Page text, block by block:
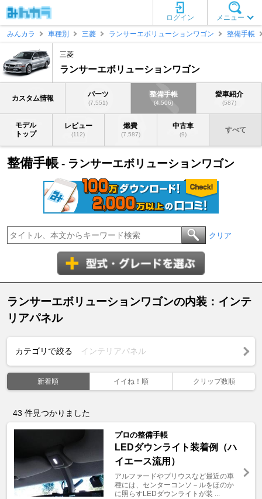
メニュー
ログイン
みんカラ
車種別 三菱 ランサーエボリューションワゴン 整備手帳
三菱
ランサーエボリューションワゴン
カスタム情報 パーツ
(7,551)
整備手帳
(4,506)
愛車紹介
(587)
モデル
トップ
レビュー
(112)
燃費
(7,587)
中古車
(9)
すべて
整備手帳 - ランサーエボリューションワゴン
クリア
ランサーエボリューションワゴンの内装：インテ
リアパネル
カテゴリで絞る インテリアパネル
新着順 イイね！順 クリップ数順
43 件見つかりました
プロの整備手帳
LEDダウンライト装着例（ハ
イエース流用）
アルファードやプリウスなど最近の車
種には、センターコンソ－ルをほのか
に照らすLEDダウンライトが装 ...